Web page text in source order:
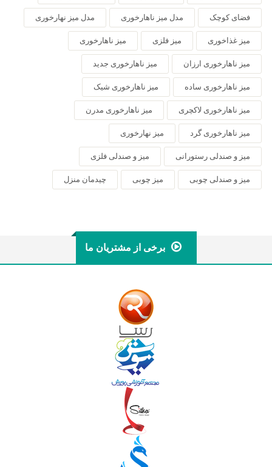
فضای کوچک مدل میز ناهارخوری مدل میز نهارخوری
میز غذاخوری میز فلزی میز ناهارخوری
میز ناهارخوری ارزان میز ناهارخوری جدید
میز ناهارخوری ساده میز ناهارخوری شیک
میز ناهارخوری لاکچری میز ناهارخوری مدرن
میز ناهارخوری گرد میز نهارخوری
میز و صندلی رستورانی میز و صندلی فلزی
میز و صندلی چوبی میز چوبی چیدمان منزل
برخی از مشتریان ما